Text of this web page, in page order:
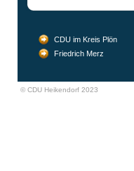
CDU im Kreis Plön
Friedrich Merz
© CDU Heikendorf 2023